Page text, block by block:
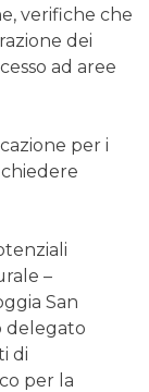
verifiche che
dei
ad aree
per i
–
San
delegato
di
per la